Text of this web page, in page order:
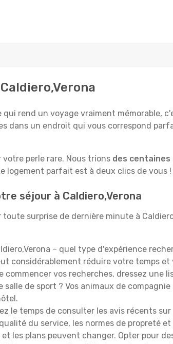
qui rend un voyage vraiment
dans un endroit qui vous correspond
perle rare. Nous trions des centaines
logement parfait est à deux clics de vous !
séjour à Caldiero,Verona
surprise de dernière minute à
– quel type d'expérience
considérablement réduire votre temps et
commencer vos recherches, dressez une
de sport ? Vos animaux de
le temps de consulter les avis récents
du service, les normes de propreté
les plans peuvent changer. Opter pour